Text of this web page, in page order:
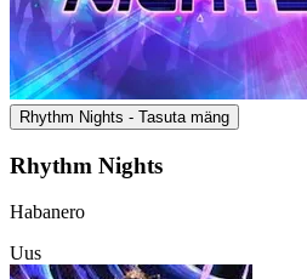
Rhythm Nights - Tasuta mäng
Rhythm Nights
Habanero
Uus